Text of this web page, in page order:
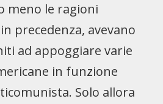
meno le ragioni
precedenza, avevano
ad appoggiare varie
in funzione
Solo allora